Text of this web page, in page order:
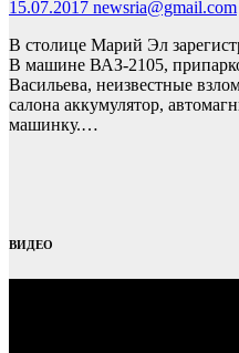
15.07.2017 newsria@gmail.com
В столице Марий Эл
В машине ВАЗ-2105,
Васильева, неизвестные
салона аккумулятор,
машинку.…
ВИДЕО